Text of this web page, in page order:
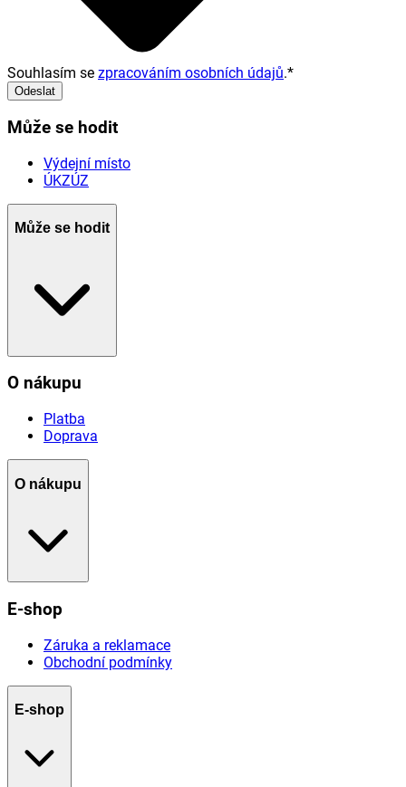
Souhlasím se zpracováním osobních údajů.*
Odeslat
Může se hodit
Výdejní místo
ÚKZÚZ
Může se hodit
O nákupu
Platba
Doprava
O nákupu
E-shop
Záruka a reklamace
Obchodní podmínky
E-shop